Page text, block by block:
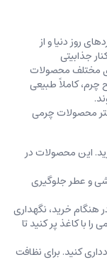
روز دنیا و از
جذابیتی
مختلف محصولات
کاملاً طبیعی
محصولات چرمی
این محصولات در
و عطر جلوگیری
هنگام خرید، ‌نگهداری
با کاغذ پر کنید تا
کنید. برای نظافت